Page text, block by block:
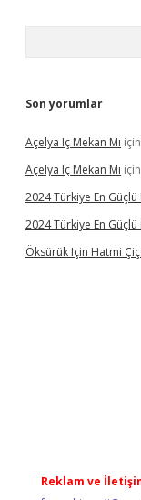
Son yorumlar
Açelya Iç Mekan Mı için
Açelya Iç Mekan Mı için
2024 Türkiye En Güçlü
2024 Türkiye En Güçlü
Öksürük Için Hatmi
Reklam ve